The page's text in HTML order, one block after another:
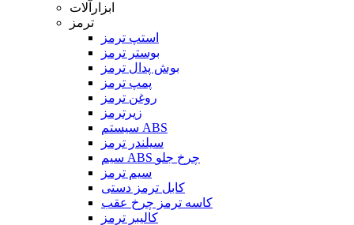
ابزارآلات
ترمز
استپ ترمز
بوستر ترمز
بوش پدال ترمز
پمپ ترمز
روغن ترمز
زیرترمز
سیستم ABS
سیلندر ترمز
سیم ABS چرخ جلو
سیم ترمز
کابل ترمز دستی
کاسه ترمز چرخ عقب
کالیبر ترمز